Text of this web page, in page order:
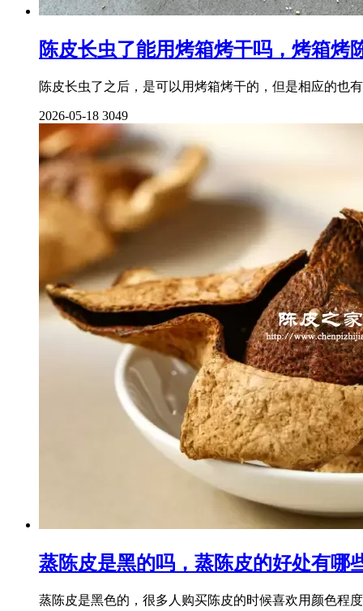
陈皮长虫了能用烤箱烤干吗，烤箱烤
陈皮长虫了之后，是可以用烤箱烤干的，但是相应的也
2026-05-18 3049
蒸陈皮是黑的吗，蒸陈皮的好处有哪
蒸陈皮是黑色的，很多人购买陈皮的时候喜欢用颜色程